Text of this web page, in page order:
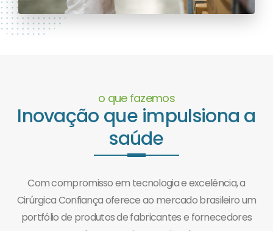
o que fazemos
Inovação que impulsiona a
saúde
Com compromisso em tecnologia e excelência, a
Cirúrgica Confiança oferece ao mercado brasileiro um
portfólio de produtos de fabricantes e fornecedores